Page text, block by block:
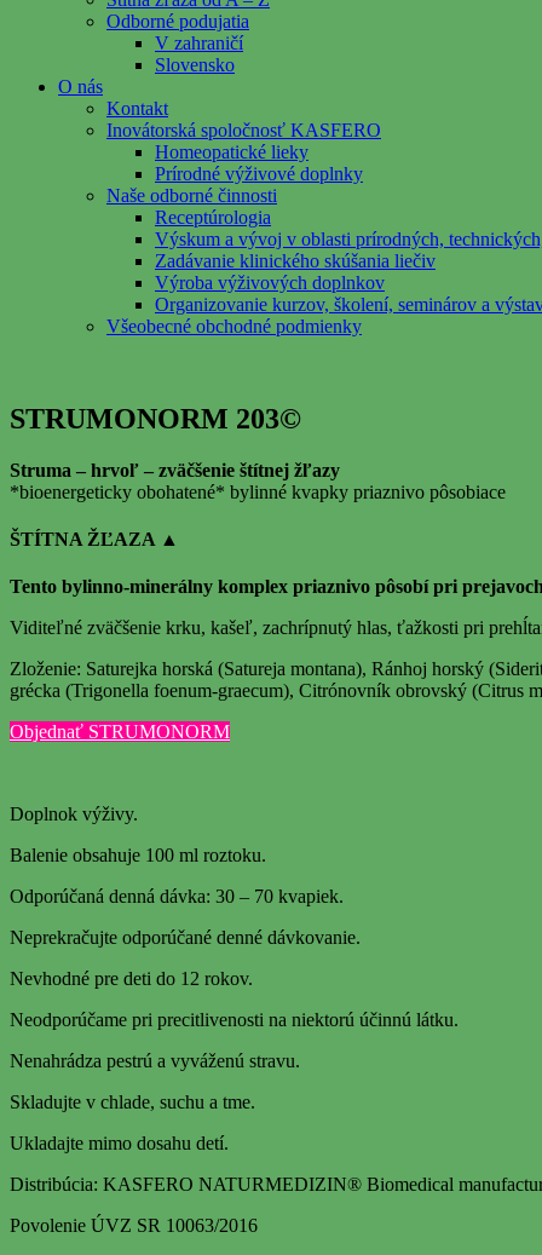
Odborné podujatia
V zahraničí
Slovensko
O nás
Kontakt
Inovátorská spoločnosť KASFERO
Homeopatické lieky
Prírodné výživové doplnky
Naše odborné činnosti
Receptúrologia
Výskum a vývoj v oblasti prírodných,
Zadávanie klinického skúšania liečiv
Výroba výživových doplnkov
Organizovanie kurzov, školení, seminárov a
Všeobecné obchodné podmienky
STRUMONORM 203©
Struma – hrvoľ – zväčšenie štítnej žľazy
*bioenergeticky obohatené* bylinné kvapky priaznivo pôsobiace
ŠTÍTNA ŽĽAZA ▲
Tento bylinno-minerálny komplex priaznivo pôsobí pri
Viditeľné zväčšenie krku, kašeľ, zachrípnutý hlas, ťažkosti pri
Zloženie: Saturejka horská (Satureja montana), Ránhoj horský
grécka (Trigonella foenum-graecum), Citrónovník obrovský
Objednať STRUMONORM
Doplnok výživy.
Balenie obsahuje 100 ml roztoku.
Odporúčaná denná dávka: 30 – 70 kvapiek.
Neprekračujte odporúčané denné dávkovanie.
Nevhodné pre deti do 12 rokov.
Neodporúčame pri precitlivenosti na niektorú účinnú látku.
Nenahrádza pestrú a vyváženú stravu.
Skladujte v chlade, suchu a tme.
Ukladajte mimo dosahu detí.
Distribúcia: KASFERO NATURMEDIZIN® Biomedical
Povolenie ÚVZ SR 10063/2016